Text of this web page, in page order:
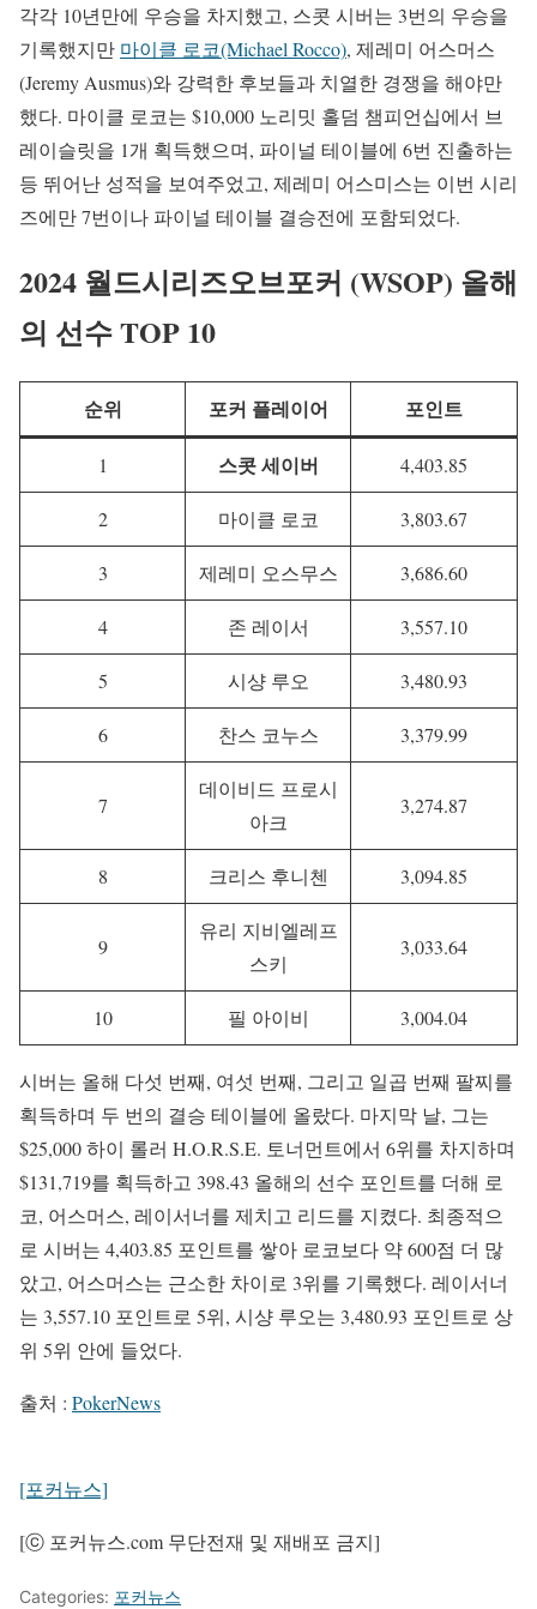
각각 10년만에 우승을 차지했고, 스콧 시버는 3번의 우승을
기록했지만 마이클 로코(Michael Rocco), 제레미 어스머스
(Jeremy Ausmus)와 강력한 후보들과 치열한 경쟁을 해야만
했다. 마이클 로코는 $10,000 노리밋 홀덤 챔피언십에서 브
레이슬릿을 1개 획득했으며, 파이널 테이블에 6번 진출하는
등 뛰어난 성적을 보여주었고, 제레미 어스미스는 이번 시리
즈에만 7번이나 파이널 테이블 결승전에 포함되었다.
2024 월드시리즈오브포커 (WSOP) 올해
의 선수 TOP 10
순위 포커 플레이어 포인트
1 스콧 세이버 4,403.85
2 마이클 로코 3,803.67
3 제레미 오스무스 3,686.60
4 존 레이서 3,557.10
5 시샹 루오 3,480.93
6 찬스 코누스 3,379.99
7
데이비드 프로시
아크
3,274.87
8 크리스 후니첸 3,094.85
9
유리 지비엘레프
스키
3,033.64
10 필 아이비 3,004.04
시버는 올해 다섯 번째, 여섯 번째, 그리고 일곱 번째 팔찌를
획득하며 두 번의 결승 테이블에 올랐다. 마지막 날, 그는
$25,000 하이 롤러 H.O.R.S.E. 토너먼트에서 6위를 차지하며
$131,719를 획득하고 398.43 올해의 선수 포인트를 더해 로
코, 어스머스, 레이서너를 제치고 리드를 지켰다. 최종적으
로 시버는 4,403.85 포인트를 쌓아 로코보다 약 600점 더 많
았고, 어스머스는 근소한 차이로 3위를 기록했다. 레이서너
는 3,557.10 포인트로 5위, 시샹 루오는 3,480.93 포인트로 상
위 5위 안에 들었다.
출처 : PokerNews
[포커뉴스]
[ⓒ 포커뉴스.com 무단전재 및 재배포 금지]
Categories: 포커뉴스